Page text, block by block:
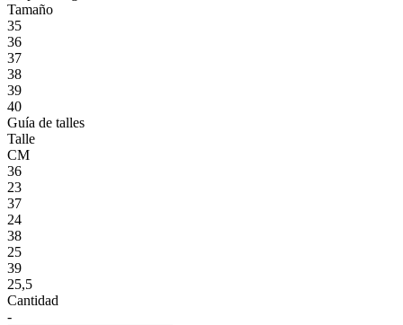
Tamaño
35
36
37
38
39
40
Guía de talles
Talle
CM
36
23
37
24
38
25
39
25,5
Cantidad
-